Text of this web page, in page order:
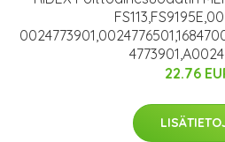
22.76